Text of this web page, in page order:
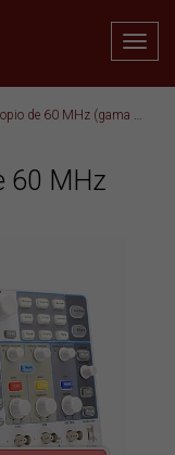
60 MHz (gama económica)
60 MHz